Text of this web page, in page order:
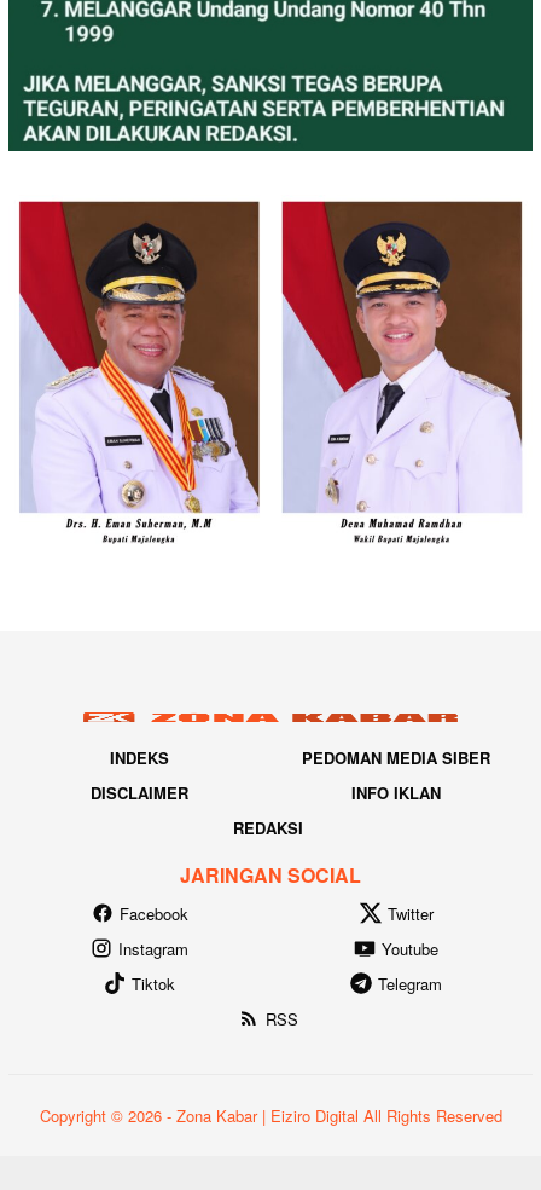
INDEKS
PEDOMAN MEDIA SIBER
DISCLAIMER
INFO IKLAN
REDAKSI
JARINGAN SOCIAL
Facebook
Twitter
Instagram
Youtube
Tiktok
Telegram
RSS
Copyright © 2026 - Zona Kabar | Eiziro Digital All Rights Reserved